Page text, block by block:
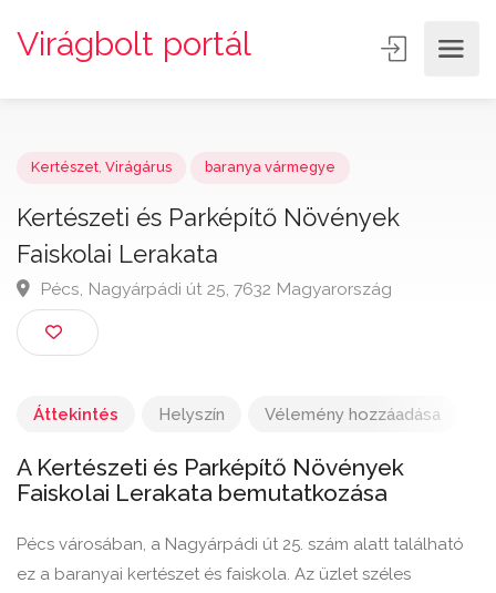
Virágbolt portál
Kertészeti és Parképítő Növények
Faiskolai Lerakata
Pécs, Nagyárpádi út 25, 7632 Magyarország
Áttekintés Helyszín Vélemény hozzáadása
A Kertészeti és Parképítő Növények
Faiskolai Lerakata bemutatkozása
Pécs városában, a Nagyárpádi út 25. szám alatt található
ez a baranyai kertészet és faiskola. Az üzlet széles